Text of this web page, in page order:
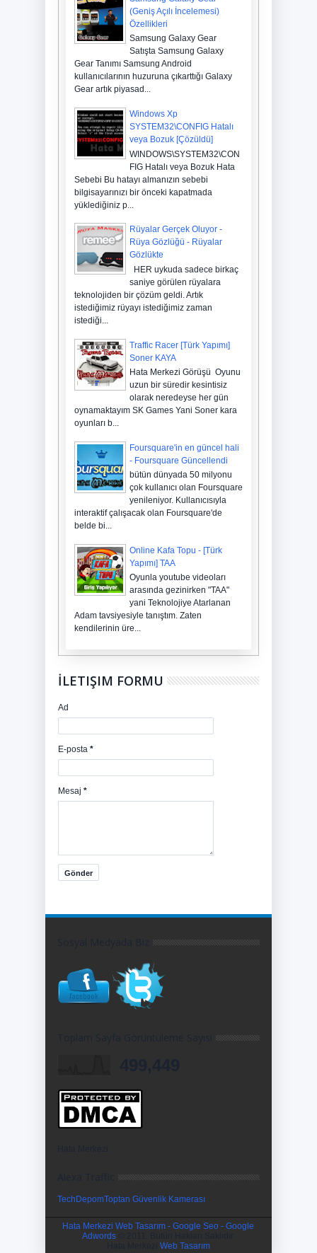
Simite Neden Zam Yapıldı
? Simit Fiyatları ? Simit
Nekadar ?
25 Kasım 2013
Ehliyet sınavı sonuçları
açıklandı 2 Kasım
2013
(Geniş Açılı İncelemesi)
Özellikleri
Samsung Galaxy Gear
Satışta Samsung Galaxy
Gear Tanımı Samsung Android
kullanıcılarının huzuruna çıkarttığı Galaxy
Gear artık piyasad...
Windows Xp
SYSTEM32\CONFIG Hatalı
veya Bozuk [Çözüldü]
WINDOWS\SYSTEM32\CON
FIG Hatalı veya Bozuk Hata
Sebebi Bu hatayı almanızın sebebi
bilgisayarınızı bir önceki kapatmada
yüklediğiniz p...
Rüyalar Gerçek Oluyor -
Rüya Gözlüğü - Rüyalar
Gözlükte
HER uykuda sadece birkaç
saniye görülen rüyalara
teknolojiden bir çözüm geldi. Artık
istediğimiz rüyayı istediğimiz zaman
istediği...
Traffic Racer [Türk Yapımı]
Soner KAYA
Hata Merkezi Görüşü Oyunu
uzun bir süredir kesintisiz
olarak neredeyse her gün
oynamaktayım SK Games Yani Soner kara
oyunları b...
Foursquare'in en güncel hali
- Foursquare Güncellendi
bütün dünyada 50 milyonu
çok kullanıcı olan Foursquare
yenileniyor. Kullanıcısıyla
interaktif çalışacak olan Foursquare'de
belde bi...
Online Kafa Topu - [Türk
Yapımı] TAA
Oyunla youtube videoları
arasında gezinirken "TAA"
yani Teknolojiye Atarlanan
Adam tavsiyesiyle tanıştım. Zaten
kendilerinin üre...
İLETIŞIM FORMU
Ad
E-posta *
Mesaj *
TechDepomToptan Güvenlik Kamerası
Hata Merkezi Web Tasarım - Google Seo - Google
Adwords© 2011. Bütün Hakları Saklıdır.
Web Tasarım